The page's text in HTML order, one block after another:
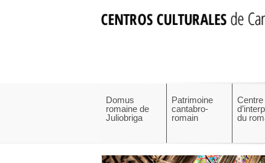
Domus
romaine de
Juliobriga
Patrimoine
cantabro-
romain
Centre
du